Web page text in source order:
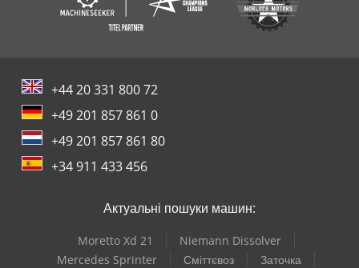
+44 20 331 800 72
+49 201 857 861 0
+49 201 857 861 80
+34 911 433 456
Актуальні пошуки машин:
Moretto Xd 21
Niemann Dissolver
Mercedes Sprinter
Сміттєвоз
Заточка